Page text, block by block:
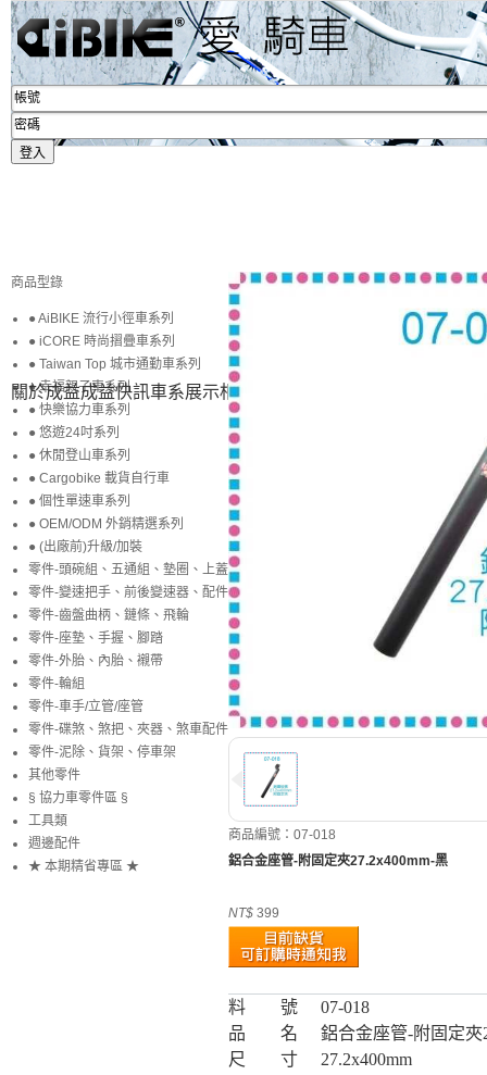
關於成益成益快訊車系展示相簿賞圖
商品編號：07-018
鋁合金座管-附固定夾27.2x400mm-黑
NT$ 399
料 號
07-018
品 名
鋁合金座管-附固定夾
尺 寸
27.2x400mm
商品型錄
● AiBIKE 流行小徑車系列
● iCORE 時尚摺疊車系列
● Taiwan Top 城市通勤車系列
● 幸福親子車系列
● 快樂協力車系列
● 悠遊24吋系列
● 休閒登山車系列
● Cargobike 載貨自行車
● 個性單速車系列
● OEM/ODM 外銷精選系列
● (出廠前)升級/加裝
零件-頭碗組、五通組、墊圈、上蓋
零件-變速把手、前後變速器、配件
零件-齒盤曲柄、鏈條、飛輪
零件-座墊、手握、腳踏
零件-外胎、內胎、襯帶
零件-輪組
零件-車手/立管/座管
零件-碟煞、煞把、夾器、煞車配件
零件-泥除、貨架、停車架
其他零件
§ 協力車零件區 §
工具類
週邊配件
★ 本期精省專區 ★